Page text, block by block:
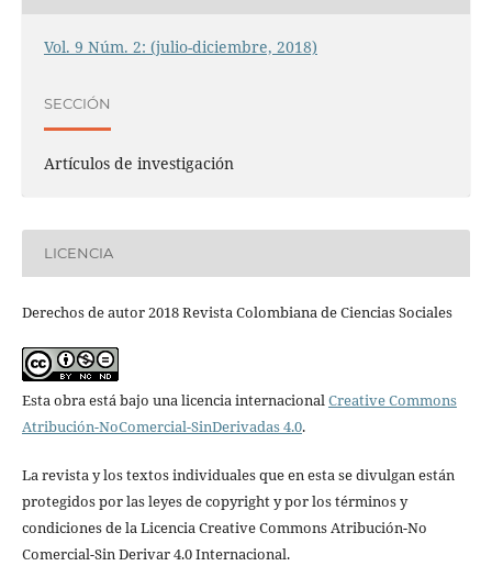
Vol. 9 Núm. 2: (julio-diciembre, 2018)
SECCIÓN
Artículos de investigación
LICENCIA
Derechos de autor 2018 Revista Colombiana de Ciencias Sociales
Esta obra está bajo una licencia internacionalCreative Commons
Atribución-NoComercial-SinDerivadas 4.0.
La revista y los textos individuales que en esta se divulgan están
protegidos por las leyes de copyright y por los términos y
condiciones de la Licencia Creative Commons Atribución-No
Comercial-Sin Derivar 4.0 Internacional.